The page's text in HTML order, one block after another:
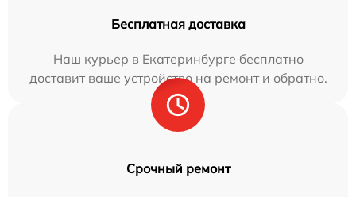
Бесплатная доставка
Наш курьер в Екатеринбурге бесплатно
доставит ваше устройство на ремонт и обратно.
Срочный ремонт